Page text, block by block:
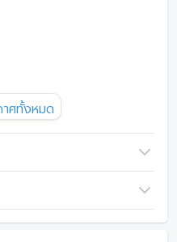
24 hrs.
าศทั้งหมด
THE LINE Sukhumvit 71
รงการ